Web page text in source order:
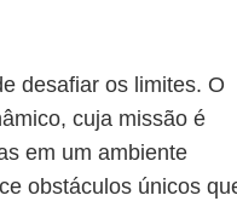
desafiar os limites. O
cuja missão é
em um ambiente
obstáculos únicos